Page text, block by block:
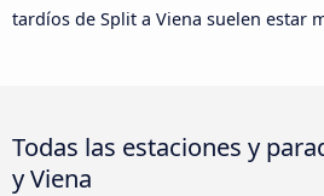
tardíos de Split a Viena suelen estar
Todas las estaciones y
y Viena